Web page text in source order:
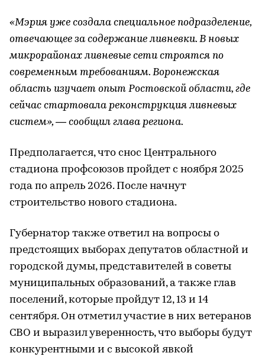
«Мэрия уже создала специальное подразделение,
отвечающее за содержание ливневки. В новых
микрорайонах ливневые сети строятся по
современным требованиям. Воронежская
область изучает опыт Ростовской области, где
сейчас стартовала реконструкция ливневых
систем», ― сообщил глава региона.
Предполагается, что снос Центрального
стадиона профсоюзов пройдет с ноября 2025
года по апрель 2026. После начнут
строительство нового стадиона.
Губернатор также ответил на вопросы о
предстоящих выборах депутатов областной и
городской думы, представителей в советы
муниципальных образований, а также глав
поселений, которые пройдут 12, 13 и 14
сентября. Он отметил участие в них ветеранов
СВО и выразил уверенность, что выборы будут
конкурентными и с высокой явкой